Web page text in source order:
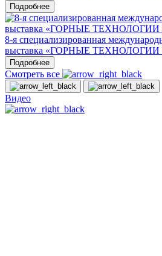
Подробнее
8-я специализированная
выставка «ГОРНЫЕ ТЕХНОЛОГИИ
Подробнее
Смотреть все
Видео